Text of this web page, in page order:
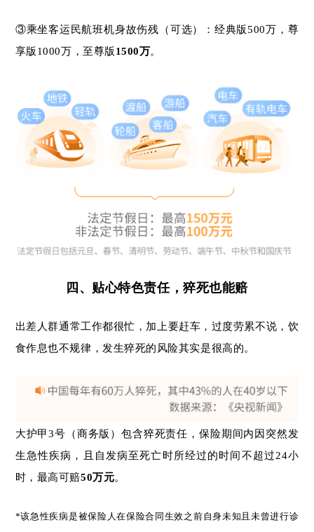
③乘坐客运民航班机身故伤残（可选）：经典版500万，尊
享版1000万，至尊版 1500万。
四、 贴心特色责任，猝死也能赔
出差人群通常工作都很忙，加上要赶车，过度劳累不说，饮
食作息也不规律，发生猝死的风险其实是很高的。
大护甲3号（商务版）包含猝死责任，保险期间内因突然发
生急性疾病，且自发病至死亡时所经过的时间不超过24小
时，最高可赔50万元。
*该急性疾病是被保险人在保险合同生效之前自身未知且未曾进行诊